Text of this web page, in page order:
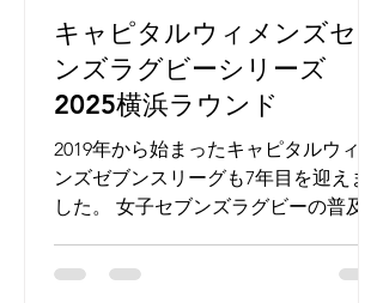
キャピタルウィメンズセブ
ンズラグビーシリーズ
2025横浜ラウンド
2019年から始まったキャピタルウィメ
ンズゼブンスリーグも7年目を迎えま
した。 女子セブンズラグビーの普及・
を作りたい。 近隣エリアで年間を通じ